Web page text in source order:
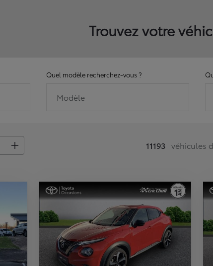
Trouvez votre
Quel modèle recherchez-vous ?
Modèle
11193 véhicules